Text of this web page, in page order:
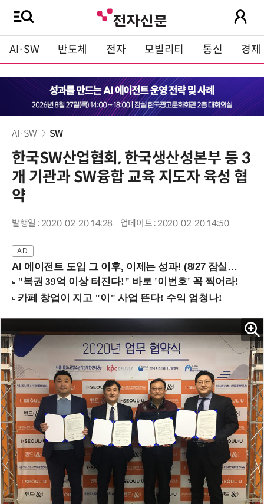
AI·SW 반도체 전자 모빌리티 통신 경제
AI·SW SW
한국SW산업협회, 한국생산성본부 등 3
개 기관과 SW융합 교육 지도자 육성 협
약
발행일 : 2020-02-20 14:28 업데이트 : 2020-02-20 14:50
AI 에이전트 도입 그 이후, 이제는 성과! (8/27 잠실역)